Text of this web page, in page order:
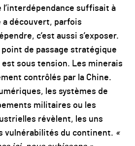
l’interdépendance suffisait à
a découvert, parfois
c’est aussi s’exposer.
point de passage stratégique
sous tension. Les minerais
contrôlés par la Chine.
les systèmes de
militaires ou les
révèlent, les uns
vulnérabilités du continent. «